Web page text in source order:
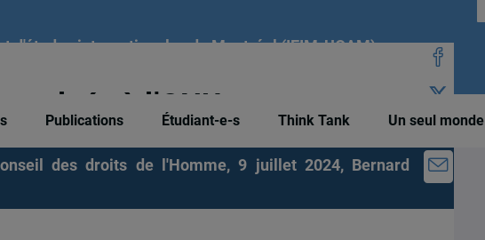
d'études internationales de Montréal (IEIM-UQAM)
Publications Étudiant-e-s Think Tank Un seul monde
saluée à l’ONU
des droits de l'Homme, 9 juillet 2024, Bernard